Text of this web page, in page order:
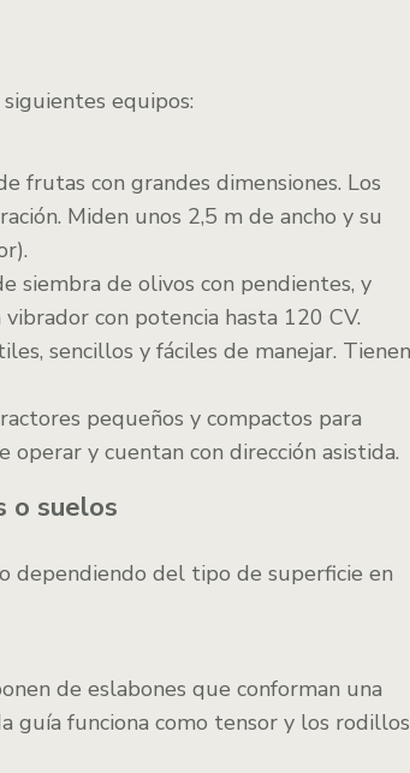
equipos:
frutas con grandes dimensiones. Los
Miden unos 2,5 m de ancho y su
siembra de olivos con pendientes, y
con potencia hasta 120 CV.
sencillos y fáciles de manejar. Tienen
pequeños y compactos para
operar y cuentan con dirección asistida.
o suelos
dependiendo del tipo de superficie en
de eslabones que conforman una
guía funciona como tensor y los rodillos